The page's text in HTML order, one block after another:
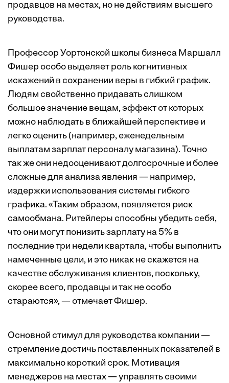
продавцов на местах, но не действиям выcшего
руководства.
Профессор Уортонской школы бизнеса Маршалл
Фишер особо выделяет роль когнитивных
искажений в сохранении веры в гибкий график.
Людям свойственно придавать слишком
большое значение вещам, эффект от которых
можно наблюдать в ближайшей перспективе и
легко оценить (например, еженедельным
выплатам зарплат персоналу магазина). Точно
так же они недооценивают долгосрочные и более
сложные для анализа явления — например,
издержки использования системы гибкого
графика. «Таким образом, появляется риск
самообмана. Ритейлеры способны убедить себя,
что они могут понизить зарплату на 5% в
последние три недели квартала, чтобы выполнить
намеченные цели, и это никак не скажется на
качестве обслуживания клиентов, поскольку,
скорее всего, продавцы и так не особо
стараются», — отмечает Фишер.
Основной стимул для руководства компании —
стремление достичь поставленных показателей в
максимально короткий срок. Мотивация
менеджеров на местах — управлять своими